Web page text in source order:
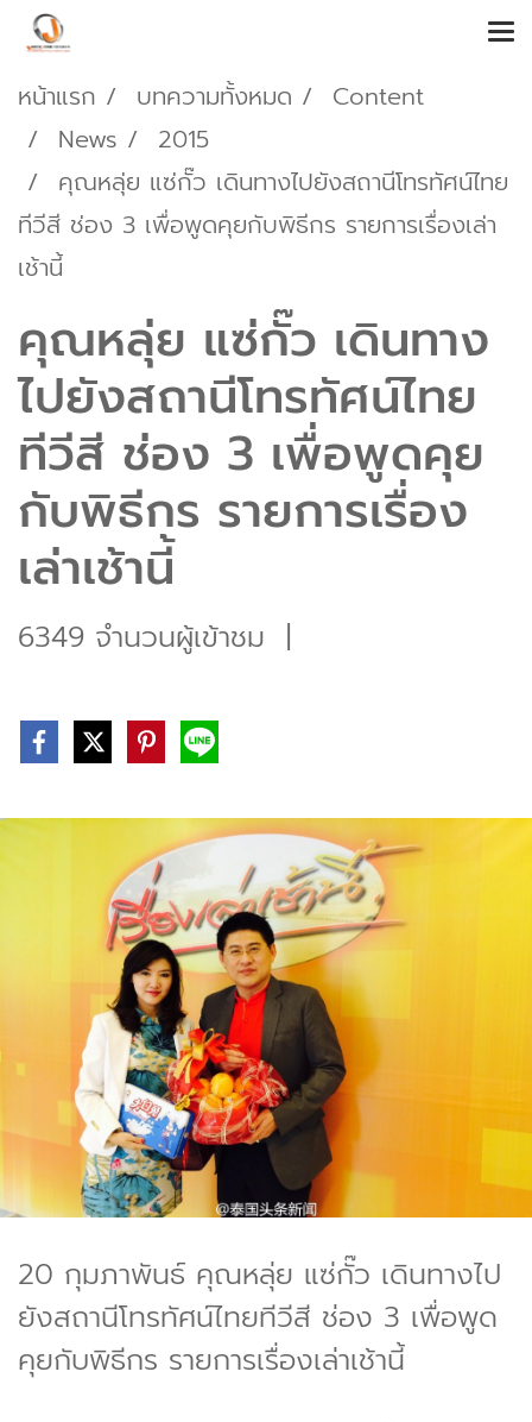
หน้าแรก บทความทั้งหมด
Content
News
2015
คุณหลุ่ย แซ่กั๊ว เดินทางไปยังสถานีโทรทัศน์ไทย
ทีวีสี ช่อง 3 เพื่อพูดคุยกับพิธีกร รายการเรื่องเล่า
เช้านี้
คุณหลุ่ย แซ่กั๊ว เดินทาง
ไปยังสถานีโทรทัศน์ไทย
ทีวีสี ช่อง 3 เพื่อพูดคุย
กับพิธีกร รายการเรื่อง
เล่าเช้านี้
6349 จำนวนผู้เข้าชม |
20 กุมภาพันธ์ คุณหลุ่ย แซ่กั๊ว เดินทางไป
ยังสถานีโทรทัศน์ไทยทีวีสี ช่อง 3 เพื่อพูด
คุยกับพิธีกร รายการเรื่องเล่าเช้านี้